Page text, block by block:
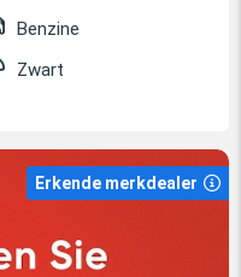
Benzine
Zwart
Erkende merkdealer